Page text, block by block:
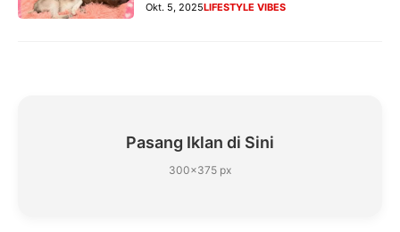
Okt. 5, 2025LIFESTYLE VIBES
Pasang Iklan di Sini
300×375 px